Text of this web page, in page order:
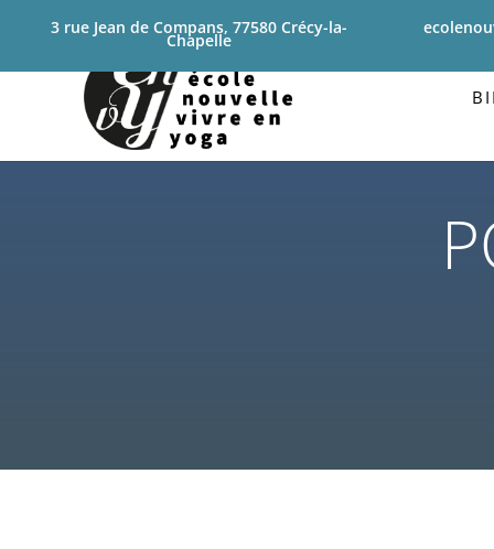
3 rue Jean de Compans, 77580 Crécy-la-
Chapelle